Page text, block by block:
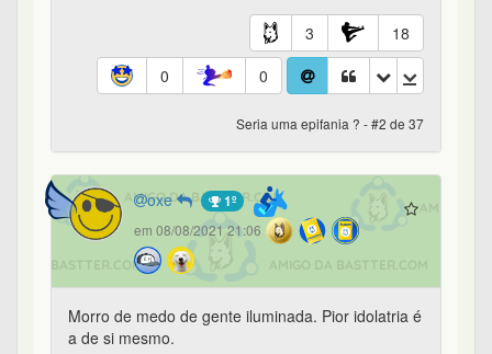
3
18
0
0
Seria uma epifania ? - #2 de 37
oxe 1º
em 08/08/2021 21:06
Morro de medo de gente iluminada. Pior idolatria é
a de si mesmo.